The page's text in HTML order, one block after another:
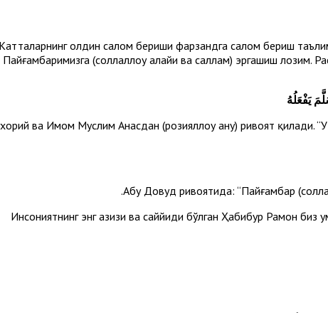
Катталарнинг олдин салом бериши фарзандга салом бериш
Пайғамбаримизга (соллаллоҳу алайҳи ва саллам) эргашиш лозим.
يَفْعَلُهُ
ва Имом Муслим Анасдан (розияллоҳу анҳу) ривоят қилади.
Абу Довуд ривоятида: “Пайғамбар
Инсониятнинг энг азизи ва саййиди бўлган Ҳабибур Раҳмон